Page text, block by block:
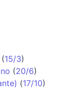
(15/3)
(20/6)
(17/10)